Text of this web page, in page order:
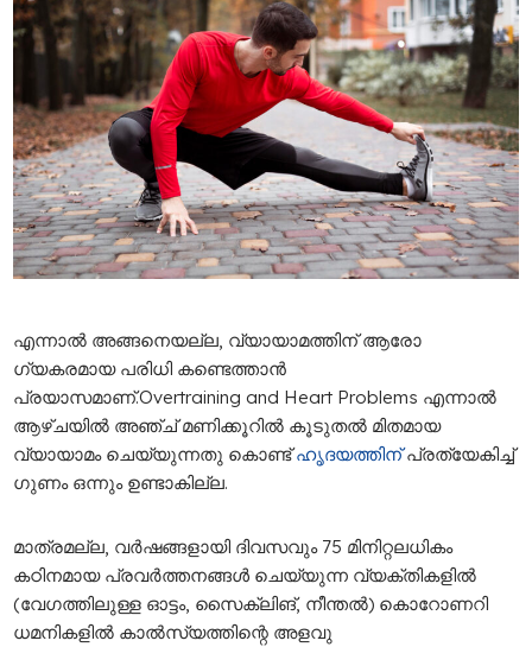
എന്നാൽ അങ്ങനെയല്ല, വ്യായാമത്തിന് ആരോ​
ഗ്യകരമായ പരിധി കണ്ടെത്താൻ
പ്രയാസമാണ്.Overtraining and Heart Problems എന്നാല്‍
ആഴ്ചയില്‍ അഞ്ച് മണിക്കൂറില്‍ കൂടുതല്‍ മിതമായ
വ്യായാമം ചെയ്യുന്നതു കൊണ്ട്ഹൃദയത്തിന്പ്രത്യേകിച്ച്
ഗുണം ഒന്നും ഉണ്ടാകില്ല.
മാത്രമല്ല, വര്‍ഷങ്ങളായി ദിവസവും 75 മിനിറ്റലധികം
കഠിനമായ പ്രവര്‍ത്തനങ്ങള്‍ ചെയ്യുന്ന വ്യക്തികളില്‍
(വേഗത്തിലുള്ള ഓട്ടം, സൈക്ലിങ്, നീന്തല്‍) കൊറോണറി
ധമനികളില്‍ കാല്‍സ്യത്തിന്റെ അളവു